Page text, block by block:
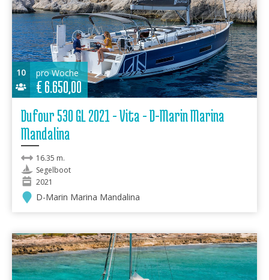
10 pro Woche
€6.650,00
Dufour 530 GL 2021 - Vita - D-Marin Marina
Mandalina
16.35 m.
Segelboot
2021
D-Marin Marina Mandalina